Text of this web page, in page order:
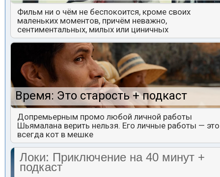
Фильм ни о чём не беспокоится, кроме своих
маленьких моментов, причём неважно,
сентиментальных, милых или циничных
Время: Это старость + подкаст
Допремьерным промо любой личной работы
Шьямалана верить нельзя. Его личные работы — это
всегда кот в мешке
Локи: Приключение на 40 минут +
подкаст